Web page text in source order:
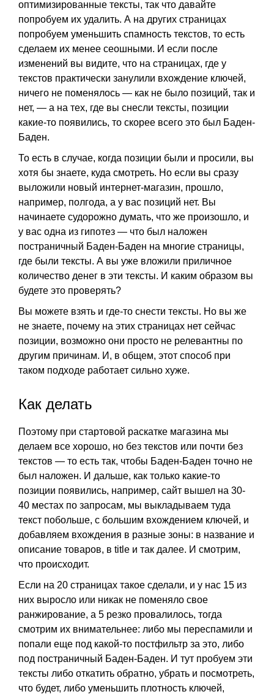
оптимизированные тексты, так что давайте
попробуем их удалить. А на других страницах
попробуем уменьшить спамность текстов, то есть
сделаем их менее сеошными. И если после
изменений вы видите, что на страницах, где у
текстов практически занулили вхождение ключей,
ничего не поменялось — как не было позиций, так и
нет, — а на тех, где вы снесли тексты, позиции
какие-то появились, то скорее всего это был Баден-
Баден.
То есть в случае, когда позиции были и просили, вы
хотя бы знаете, куда смотреть. Но если вы сразу
выложили новый интернет-магазин, прошло,
например, полгода, а у вас позиций нет. Вы
начинаете судорожно думать, что же произошло, и
у вас одна из гипотез — что был наложен
постраничный Баден-Баден на многие страницы,
где были тексты. А вы уже вложили приличное
количество денег в эти тексты. И каким образом вы
будете это проверять?
Вы можете взять и где-то снести тексты. Но вы же
не знаете, почему на этих страницах нет сейчас
позиции, возможно они просто не релевантны по
другим причинам. И, в общем, этот способ при
таком подходе работает сильно хуже.
Как делать
Поэтому при стартовой раскатке магазина мы
делаем все хорошо, но без текстов или почти без
текстов — то есть так, чтобы Баден-Баден точно не
был наложен. И дальше, как только какие-то
позиции появились, например, сайт вышел на 30-
40 местах по запросам, мы выкладываем туда
текст побольше, с большим вхождением ключей, и
добавляем вхождения в разные зоны: в название и
описание товаров, в title и так далее. И смотрим,
что происходит.
Если на 20 страницах такое сделали, и у нас 15 из
них выросло или никак не поменяло свое
ранжирование, а 5 резко провалилось, тогда
смотрим их внимательнее: либо мы переспамили и
попали еще под какой-то постфильтр за это, либо
под постраничный Баден-Баден. И тут пробуем эти
тексты либо откатить обратно, убрать и посмотреть,
что будет, либо уменьшить плотность ключей,